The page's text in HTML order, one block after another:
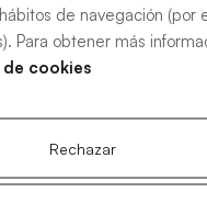
de navegación (por
Para obtener más
cookies
Rechazar